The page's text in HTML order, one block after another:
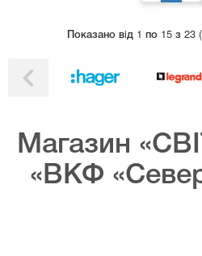
Показано вiд 1 по 15 з 23
Магазин
«ВКФ